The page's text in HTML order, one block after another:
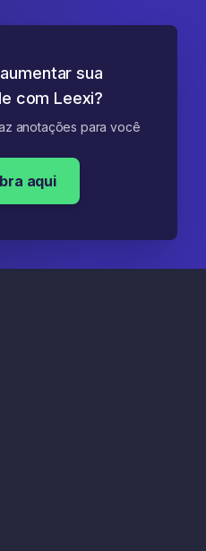
sua
com Leexi?
anotações para você
aqui